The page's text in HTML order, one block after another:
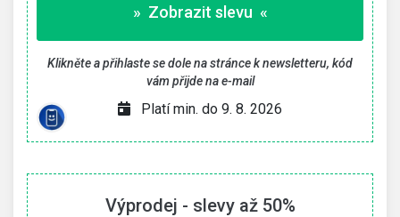
» Zobrazit slevu «
Klikněte a přihlaste se dole na stránce k newsletteru, kód
vám přijde na e-mail
Platí min. do 9. 8. 2026
Výprodej - slevy až 50%